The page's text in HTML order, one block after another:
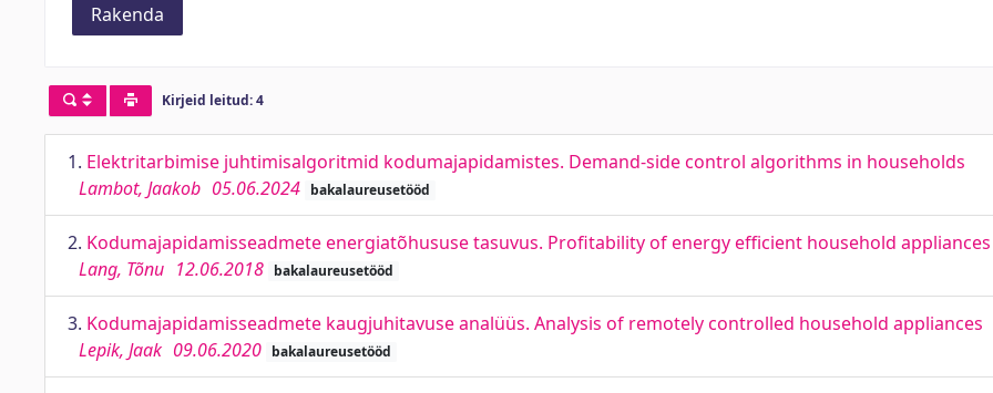
Rakenda
Kirjeid leitud: 4
1. Elektritarbimise juhtimisalgoritmid kodumajapidamistes. Demand-side control algorithms in households
Lambot, Jaakob 05.06.2024 bakalaureusetööd
2. Kodumajapidamisseadmete energiatõhususe tasuvus. Profitability of energy efficient household appliances
Lang, Tõnu 12.06.2018 bakalaureusetööd
3. Kodumajapidamisseadmete kaugjuhitavuse analüüs. Analysis of remotely controlled household appliances
Lepik, Jaak 09.06.2020 bakalaureusetööd